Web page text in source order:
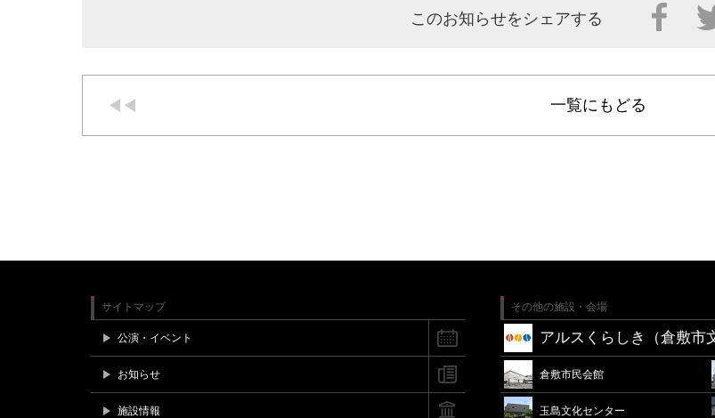
このお知らせをシェアする
一覧にもどる
サイトマップ
公演・イベント
お知らせ
施設情報
その他の施設・会場
アルスくらしき（倉敷市
倉敷市民会館
玉島文化センター